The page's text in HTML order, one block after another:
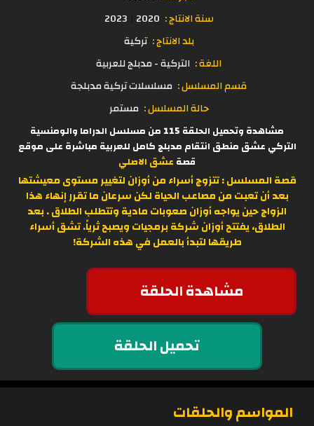
سنة الانتاج : 2020
2023
بلد الانتاج : تركية
اللغة : التركية - مدبلج للعربية
قسم المسلسل : مسلسلات تركية مدبلجة
حالة المسلسل : مستمر
مشاهدة وتحميل الحلقة 115 من مسلسل الدراما والومنسية
التركي عشق منطق انتقام مدبلج كامل للعربية مباشرة على موقع
قصة عشق الاصلي
قصة المسلسل :تتزوج أسراء من أوزان لتغيير مستوى معيشتها
بعد أن تعبت من مصاعب الحياة لكن سرعان ما تقرر إنهاء هذا
الزواج حين يواجه أوزان صعوبات مادية وتتطلب الطلاق . بعد
الطلاق، يفتتح أوزان شركة برمجيات ويصبح ثرياً. تشق أسراء
طريقها لتبدأ بالعمل في هذه الشركة!
مشاهدة الحلقة
تحميل الحلقة
المواسم والحلقات